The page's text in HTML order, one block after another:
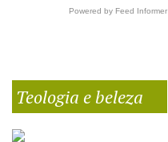
Powered by Feed Informer
Teologia e beleza